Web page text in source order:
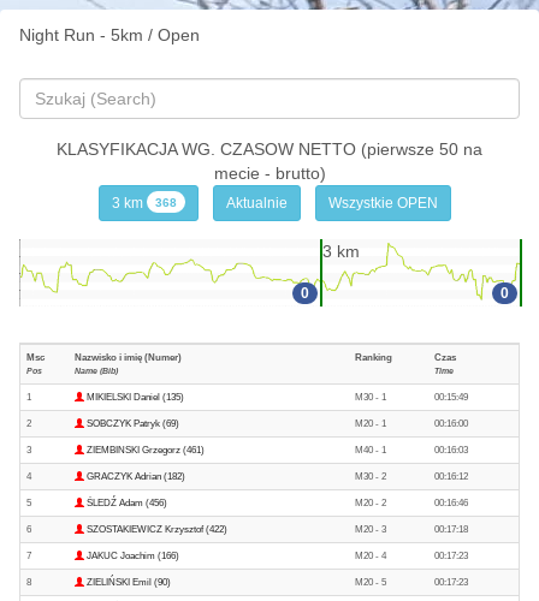
Night Run - 5km / Open
KLASYFIKACJA WG. CZASOW NETTO (pierwsze 50 na
mecie - brutto)
3 km 368 Aktualnie Wszystkie OPEN
0
3 km
0
Msc
Pos
Nazwisko i imię (Numer)
Name (Bib)
Ranking Czas
Time
1 MIKIELSKI Daniel (135) M30 - 1 00:15:49
2 SOBCZYK Patryk (69) M20 - 1 00:16:00
3 ZIEMBINSKI Grzegorz (461) M40 - 1 00:16:03
4 GRACZYK Adrian (182) M30 - 2 00:16:12
5 ŚLEDŹ Adam (456) M20 - 2 00:16:46
6 SZOSTAKIEWICZ Krzysztof (422) M20 - 3 00:17:18
7 JAKUC Joachim (166) M20 - 4 00:17:23
8 ZIELIŃSKI Emil (90) M20 - 5 00:17:23